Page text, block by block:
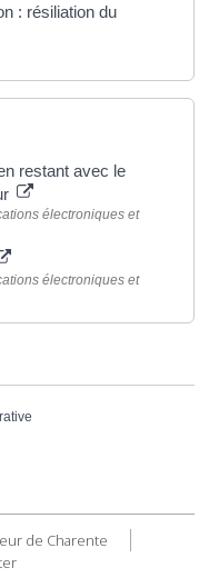
: résiliation du
restant avec le
électroniques et
électroniques et
de Charente